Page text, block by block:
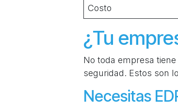
Costo
¿Tu
No toda empresa
seguridad. Estos son
Necesitas